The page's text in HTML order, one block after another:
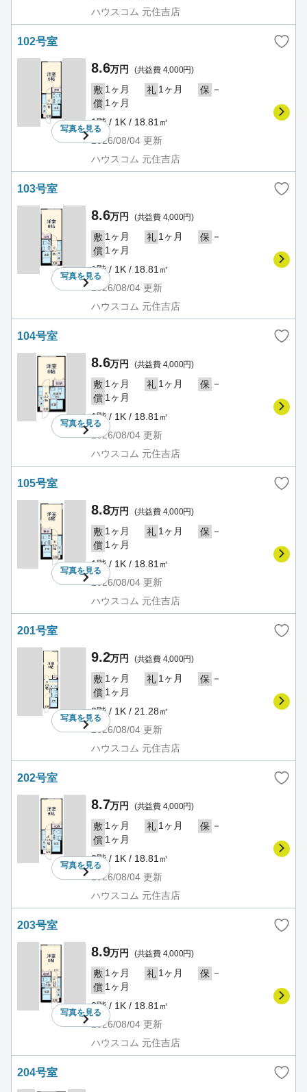
ハウスコム 元住吉店
102号室
写真を見る
8.6万円 (共益費 4,000円)
敷 1ヶ月 礼 1ヶ月 保 －
償 1ヶ月
1階 / 1K / 18.81㎡
2026/08/04 更新
ハウスコム 元住吉店
103号室
写真を見る
8.6万円 (共益費 4,000円)
敷 1ヶ月 礼 1ヶ月 保 －
償 1ヶ月
1階 / 1K / 18.81㎡
2026/08/04 更新
ハウスコム 元住吉店
104号室
写真を見る
8.6万円 (共益費 4,000円)
敷 1ヶ月 礼 1ヶ月 保 －
償 1ヶ月
1階 / 1K / 18.81㎡
2026/08/04 更新
ハウスコム 元住吉店
105号室
写真を見る
8.8万円 (共益費 4,000円)
敷 1ヶ月 礼 1ヶ月 保 －
償 1ヶ月
1階 / 1K / 18.81㎡
2026/08/04 更新
ハウスコム 元住吉店
201号室
写真を見る
9.2万円 (共益費 4,000円)
敷 1ヶ月 礼 1ヶ月 保 －
償 1ヶ月
2階 / 1K / 21.28㎡
2026/08/04 更新
ハウスコム 元住吉店
202号室
写真を見る
8.7万円 (共益費 4,000円)
敷 1ヶ月 礼 1ヶ月 保 －
償 1ヶ月
2階 / 1K / 18.81㎡
2026/08/04 更新
ハウスコム 元住吉店
203号室
写真を見る
8.9万円 (共益費 4,000円)
敷 1ヶ月 礼 1ヶ月 保 －
償 1ヶ月
2階 / 1K / 18.81㎡
2026/08/04 更新
ハウスコム 元住吉店
204号室